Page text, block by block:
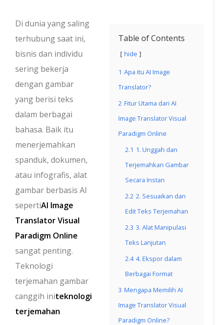
Table of Contents
hide
1 Apa itu AI Image
Translator?
2 Fitur Utama dari AI
Image Translator Visual
Paradigm Online
2.1 1. Unggah dan
Terjemahkan Gambar
Secara Instan
2.2 2. Sesuaikan dan
Edit Teks Terjemahan
2.3 3. Alat Manipulasi
Teks Lanjutan
2.4 4. Ekspor dalam
Berbagai Format
3 Mengapa Memilih AI
Image Translator Visual
Paradigm Online?
Di dunia yang saling
terhubung saat ini,
bisnis dan individu
sering bekerja
dengan gambar
yang berisi teks
dalam berbagai
bahasa. Baik itu
menerjemahkan
spanduk, dokumen,
atau infografis, alat
gambar berbasis AI
sepertiAI Image
Translator Visual
Paradigm Online
sangat penting.
Teknologi
terjemahan gambar
canggih initeknologi
terjemahan